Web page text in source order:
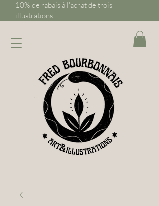
10% de rabais à l'achat de trois
illustrations